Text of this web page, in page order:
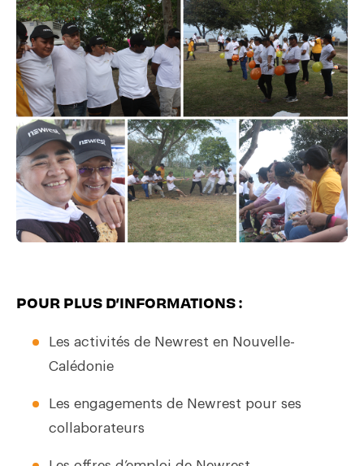
POUR PLUS D’INFORMATIONS :
Les activités de Newrest en Nouvelle-
Calédonie
Les engagements de Newrest pour ses
collaborateurs